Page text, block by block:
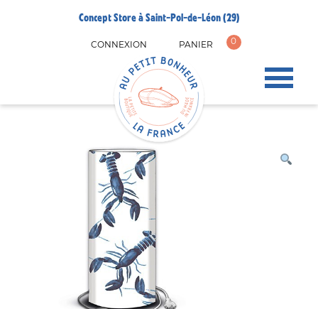
Concept Store à Saint-Pol-de-Léon (29)
CONNEXION PANIER 0